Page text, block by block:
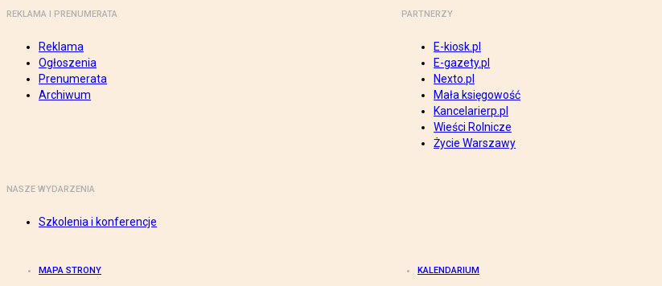
REKLAMA I PRENUMERATA
Reklama
Ogłoszenia
Prenumerata
Archiwum
PARTNERZY
E-kiosk.pl
E-gazety.pl
Nexto.pl
Mała księgowość
Kancelarierp.pl
Wieści Rolnicze
Życie Warszawy
NASZE WYDARZENIA
Szkolenia i konferencje
MAPA STRONY KALENDARIUM